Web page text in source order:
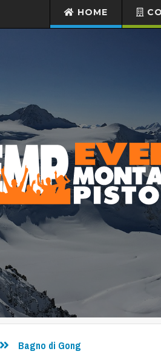
HOME
Bagno di Gong